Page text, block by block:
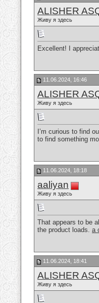
ALISHER
Живу я здесь
Excellent! I
11.06.2024, 16:46
ALISHER
Живу я здесь
I’m curious to find
to find something
11.06.2024, 18:18
aaliyan
Живу я здесь
That appears to be
the product loads. a
11.06.2024, 18:41
ALISHER
Живу я здесь